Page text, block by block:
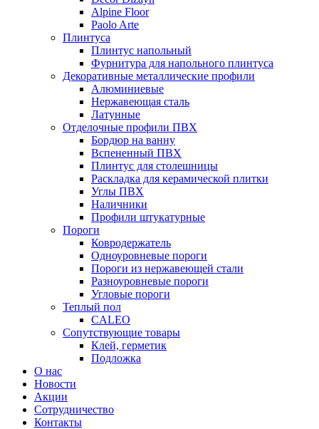
Alpine Floor
Paolo Arte
Плинтуса
Плинтус напольный
Фурнитура для напольного плинтуса
Декоративные металлические профили
Алюминиевые
Нержавеющая сталь
Латунные
Отделочные профили ПВХ
Бордюр на ванну
Вспененный ПВХ
Плинтус для столешницы
Раскладка для керамической плитки
Углы ПВХ
Наличники
Профили штукатурные
Пороги
Ковродержатель
Одноуровневые пороги
Пороги из нержавеющей стали
Разноуровневые пороги
Угловые пороги
Теплый пол
CALEO
Сопутствующие товары
Клей, герметик
Подложка
О нас
Новости
Акции
Сотрудничество
Контакты